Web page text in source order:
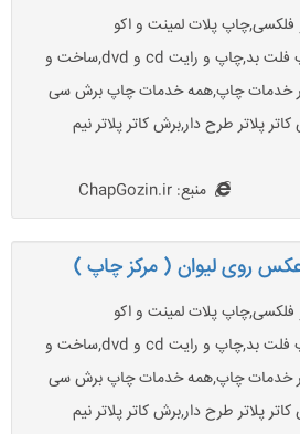
پلات لمینت و اکو
سالونت,چاپ دیجیتال,چاپ فلت بد,چاپ و رایت cd و dvd,ساخت و
خدمات چاپ,همه خدمات چاپ برش سی
پلاتر طرح دار,برش کاتر پلاتر نیم
منبع: ChapGozin.ir
روی لیوان ( مرکز چاپ )
پلات لمینت و اکو
سالونت,چاپ دیجیتال,چاپ فلت بد,چاپ و رایت cd و dvd,ساخت و
خدمات چاپ,همه خدمات چاپ برش سی
پلاتر طرح دار,برش کاتر پلاتر نیم